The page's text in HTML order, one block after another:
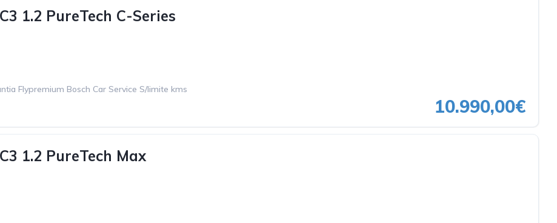
1.2 PureTech C-Series
Flypremium Bosch Car Service S/limite kms
10.990,00€
1.2 PureTech Max